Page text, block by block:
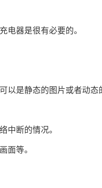
电器是很有必要的。
以是静态的图片或者动态
中断的情况。
面等。